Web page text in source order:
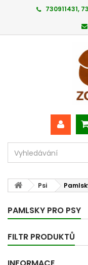
730911431,
Psi
PAMLSKY PRO PSY
FILTR PRODUKTŮ